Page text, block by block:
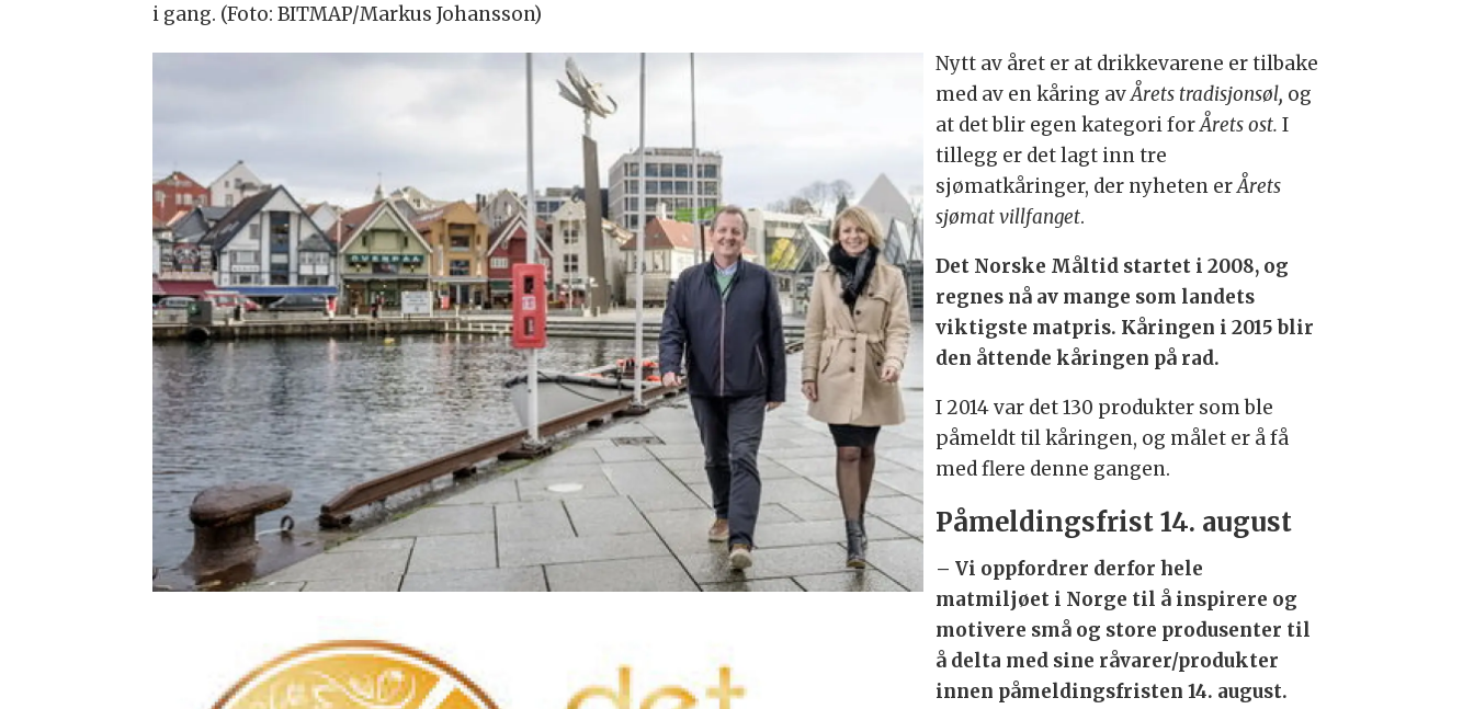
i gang. (Foto: BITMAP/Markus Johansson)
Nytt av året er at drikkevarene er tilbake
med av en kåring avÅrets tradisjonsøl, og
at det blir egen kategori forÅrets ost. I
tillegg er det lagt inn tre
sjømatkåringer, der nyheten erÅrets
sjømat villfanget.
Det Norske Måltid startet i 2008, og
regnes nå av mange som landets
viktigste matpris. Kåringen i 2015 blir
den åttende kåringen på rad.
I 2014 var det 130 produkter som ble
påmeldt til kåringen, og målet er å få
med flere denne gangen.
Påmeldingsfrist 14. august
– Vi oppfordrer derfor hele
matmiljøet i Norge til å inspirere og
motivere små og store produsenter til
å delta med sine råvarer/produkter
innen påmeldingsfristen 14. august.